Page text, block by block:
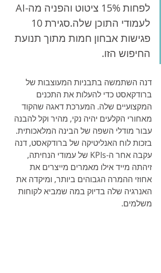
פגישות אבחון חמות מתוך תנועת
החיפוש הזו.
דנה השתמשה בתבניות המעוצבות של
ברודקאסט כדי להעלות את התכנים
המקצועיים שלה. המערכת דאגה שהקוד
מאחורי הקלעים יהיה נקי, מהיר וקל להבנה
עבור מודלי השפה של הבינה המלאכותית.
בזכות לוח האנליטיקה של ברודקאסט, דנה
עקבה אחר ה-KPIs של עמודי הנחיתה,
זיהתה מייד אילו מאמרים מייצרים את
אחוזי ההמרה הגבוהים ביותר, ומיקדה את
האנרגיה שלה בדיוק במה שמביא לקוחות
משלמים.